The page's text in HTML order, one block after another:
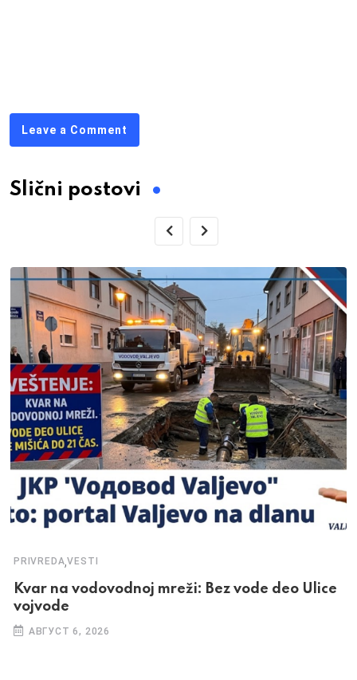
Leave a Comment
Slični postovi
PRIVREDA,VESTI
Kvar na vodovodnoj mreži: Bez vode deo Ulice
vojvode
АВГУСТ 6, 2026